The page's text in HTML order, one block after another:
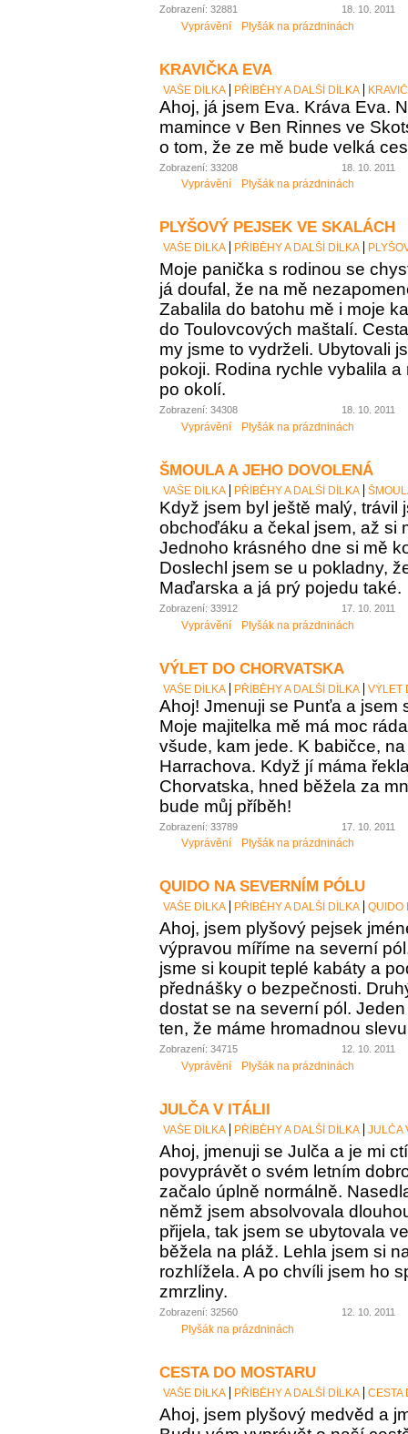
Zobrazení: 32881 18. 10. 2011
Vyprávění Plyšák na prázdninách
KRAVIČKA EVA
VAŠE DÍLKA PŘÍBĚHY A DALŠÍ DÍLKA
Ahoj, já jsem Eva. Kráva Eva.
mamince v Ben Rinnes ve
o tom, že ze mě bude velká
Zobrazení: 33208 18. 10. 2011
Vyprávění Plyšák na prázdninách
PLYŠOVÝ PEJSEK VE SKALÁCH
VAŠE DÍLKA PŘÍBĚHY A DALŠÍ DÍLKA
Moje panička s rodinou se
já doufal, že na mě
Zabalila do batohu mě i moje
do Toulovcových maštalí.
my jsme to vydrželi. Ubytovali
pokoji. Rodina rychle vybalila
po okolí.
Zobrazení: 34308 18. 10. 2011
Vyprávění Plyšák na prázdninách
ŠMOULA A JEHO DOVOLENÁ
VAŠE DÍLKA PŘÍBĚHY A DALŠÍ DÍLKA
Když jsem byl ještě malý, trávil
obchoďáku a čekal jsem, až si
Jednoho krásného dne si mě
Doslechl jsem se u pokladny,
Maďarska a já prý pojedu také.
Zobrazení: 33912 17. 10. 2011
Vyprávění Plyšák na prázdninách
VÝLET DO CHORVATSKA
VAŠE DÍLKA PŘÍBĚHY A DALŠÍ DÍLKA VÝLET
Ahoj! Jmenuji se Punťa a jsem
Moje majitelka mě má moc
všude, kam jede. K babičce,
Harrachova. Když jí máma
Chorvatska, hned běžela za
bude můj příběh!
Zobrazení: 33789 17. 10. 2011
Vyprávění Plyšák na prázdninách
QUIDO NA SEVERNÍM PÓLU
VAŠE DÍLKA PŘÍBĚHY A DALŠÍ DÍLKA QUIDO
Ahoj, jsem plyšový pejsek
výpravou míříme na severní
jsme si koupit teplé kabáty a
přednášky o bezpečnosti.
dostat se na severní pól.
ten, že máme hromadnou
Zobrazení: 34715 12. 10. 2011
Vyprávění Plyšák na prázdninách
JULČA V ITÁLII
VAŠE DÍLKA PŘÍBĚHY A DALŠÍ DÍLKA JULČA
Ahoj, jmenuji se Julča a je mi
povyprávět o svém letním
začalo úplně normálně.
němž jsem absolvovala
přijela, tak jsem se ubytovala
běžela na pláž. Lehla jsem si
rozhlížela. A po chvíli jsem ho
zmrzliny.
Zobrazení: 32560 12. 10. 2011
Plyšák na prázdninách
CESTA DO MOSTARU
VAŠE DÍLKA PŘÍBĚHY A DALŠÍ DÍLKA CESTA
Ahoj, jsem plyšový medvěd a